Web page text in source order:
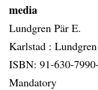
media
Lundgren Pär E.
Karlstad :
ISBN: 91-630-
Mandatory